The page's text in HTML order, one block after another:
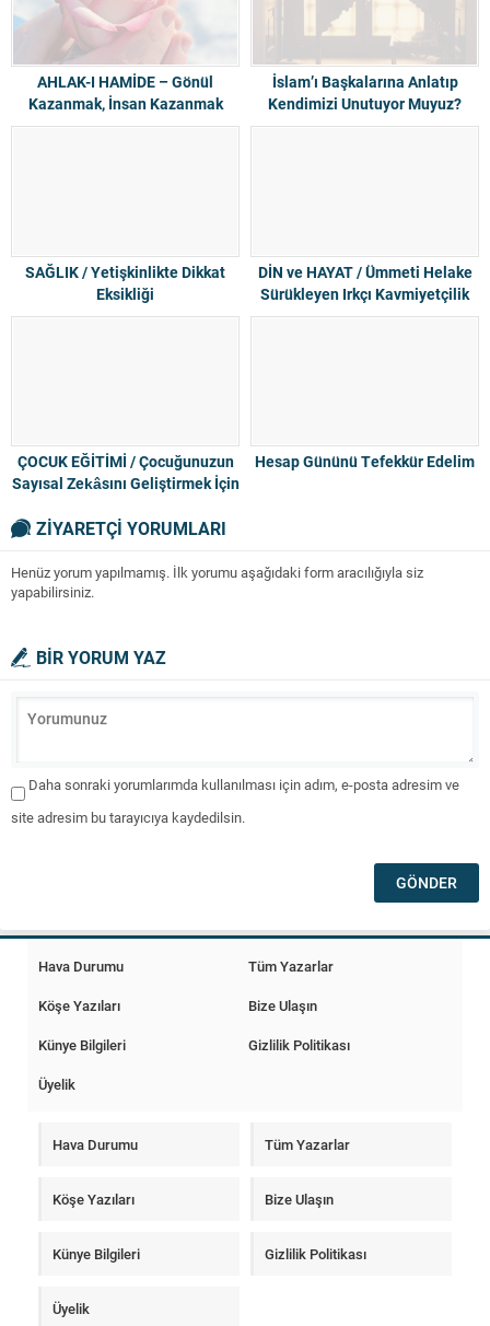
AHLAK-I HAMİDE – Gönül
Kazanmak, İnsan Kazanmak
İslam’ı Başkalarına Anlatıp
Kendimizi Unutuyor Muyuz?
SAĞLIK / Yetişkinlikte Dikkat
Eksikliği
DİN ve HAYAT / Ümmeti Helake
Sürükleyen Irkçı Kavmiyetçilik
ÇOCUK EĞİTİMİ / Çocuğunuzun
Sayısal Zekâsını Geliştirmek İçin
Hesap Gününü Tefekkür Edelim
ZİYARETÇİ YORUMLARI
Henüz yorum yapılmamış. İlk yorumu aşağıdaki form aracılığıyla siz
yapabilirsiniz.
BİR YORUM YAZ
Daha sonraki yorumlarımda kullanılması için adım, e-posta adresim ve
site adresim bu tarayıcıya kaydedilsin.
Hava Durumu
Tüm Yazarlar
Köşe Yazıları
Bize Ulaşın
Künye Bilgileri
Gizlilik Politikası
Üyelik
Hava Durumu Tüm Yazarlar
Köşe Yazıları Bize Ulaşın
Künye Bilgileri Gizlilik Politikası
Üyelik